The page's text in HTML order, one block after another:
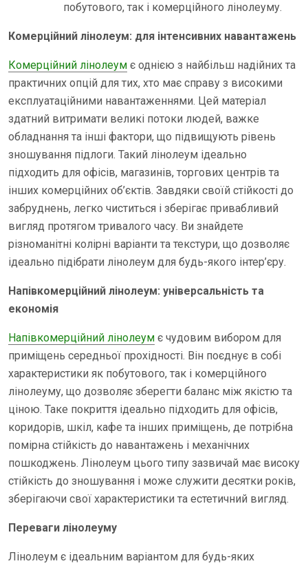
побутового, так і комерційного лінолеуму.
Комерційний лінолеум: для інтенсивних навантажень
Комерційний лінолеум є однією з найбільш надійних та
практичних опцій для тих, хто має справу з високими
експлуатаційними навантаженнями. Цей матеріал
здатний витримати великі потоки людей, важке
обладнання та інші фактори, що підвищують рівень
зношування підлоги. Такий лінолеум ідеально
підходить для офісів, магазинів, торгових центрів та
інших комерційних об’єктів. Завдяки своїй стійкості до
забруднень, легко чиститься і зберігає привабливий
вигляд протягом тривалого часу. Ви знайдете
різноманітні колірні варіанти та текстури, що дозволяє
ідеально підібрати лінолеум для будь-якого інтер’єру.
Напівкомерційний лінолеум: універсальність та
економія
Напівкомерційний лінолеум є чудовим вибором для
приміщень середньої прохідності. Він поєднує в собі
характеристики як побутового, так і комерційного
лінолеуму, що дозволяє зберегти баланс між якістю та
ціною. Таке покриття ідеально підходить для офісів,
коридорів, шкіл, кафе та інших приміщень, де потрібна
помірна стійкість до навантажень і механічних
пошкоджень. Лінолеум цього типу зазвичай має високу
стійкість до зношування і може служити десятки років,
зберігаючи свої характеристики та естетичний вигляд.
Переваги лінолеуму
Лінолеум є ідеальним варіантом для будь-яких